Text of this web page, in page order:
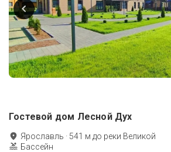
Гостевой дом Лесной Дух
Ярославль · 541 м до реки Великой
Бассейн